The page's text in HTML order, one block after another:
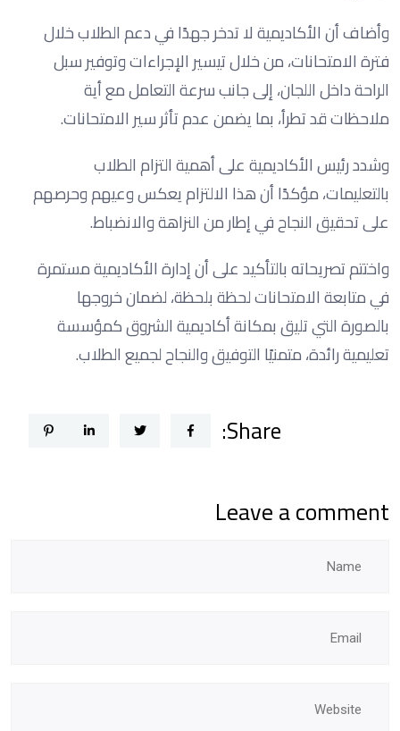
وأضاف أن الأكاديمية لا تدخر جهدًا في دعم الطلاب خلال
فترة الامتحانات، من خلال تيسير الإجراءات وتوفير سبل
الراحة داخل اللجان، إلى جانب سرعة التعامل مع أية
ملاحظات قد تطرأ، بما يضمن عدم تأثر سير الامتحانات.
وشدد رئيس الأكاديمية على أهمية التزام الطلاب
بالتعليمات، مؤكدًا أن هذا الالتزام يعكس وعيهم وحرصهم
على تحقيق النجاح في إطار من النزاهة والانضباط.
واختتم تصريحاته بالتأكيد على أن إدارة الأكاديمية مستمرة
في متابعة الامتحانات لحظة بلحظة، لضمان خروجها
بالصورة التي تليق بمكانة أكاديمية الشروق كمؤسسة
تعليمية رائدة، متمنيًا التوفيق والنجاح لجميع الطلاب.
Share:
Leave a comment